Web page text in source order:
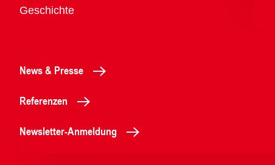
Geschichte
News & Presse
Referenzen
Newsletter-Anmeldung